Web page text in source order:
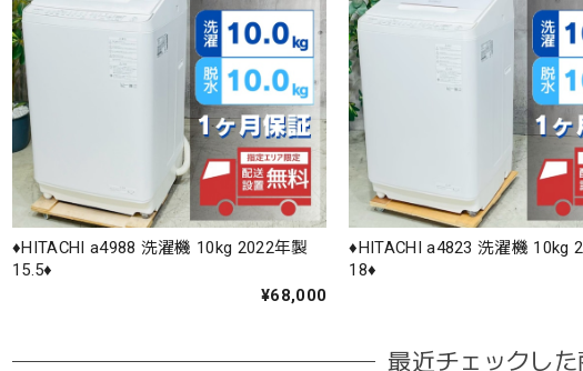
♦️HITACHI a4988 洗濯機 10kg 2022年製
15.5♦️
¥68,000
♦️HITACHI a4823 洗濯機 10kg
18♦️
最近チェックした